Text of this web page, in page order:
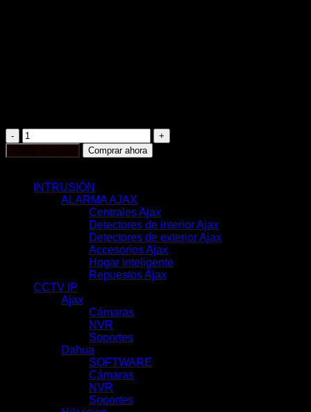
AJ-
WALLSWITCH-
B
Comprar ahora
INTRUSIÓN
ALARMA AJAX
Centrales Ajax
Detectores de interior Ajax
Detectores de exterior Ajax
Accesorios Ajax
Hogar inteligente
Repuestos Ajax
CCTV IP
Ajax
Cámaras
NVR
Soportes
Dahua
SOFTWARE
Cámaras
NVR
Soportes